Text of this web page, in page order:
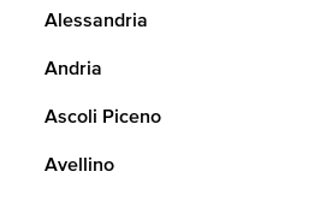
Alessandria
Andria
Ascoli Piceno
Avellino